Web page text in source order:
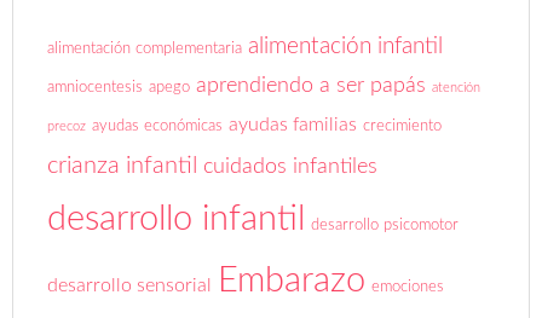
alimentación complementaria alimentación infantil
amniocentesis apego aprendiendo a ser papás atención
precoz ayudas económicas ayudas familias crecimiento
crianza infantil cuidados infantiles
desarrollo infantil desarrollo psicomotor
desarrollo sensorial Embarazo emociones